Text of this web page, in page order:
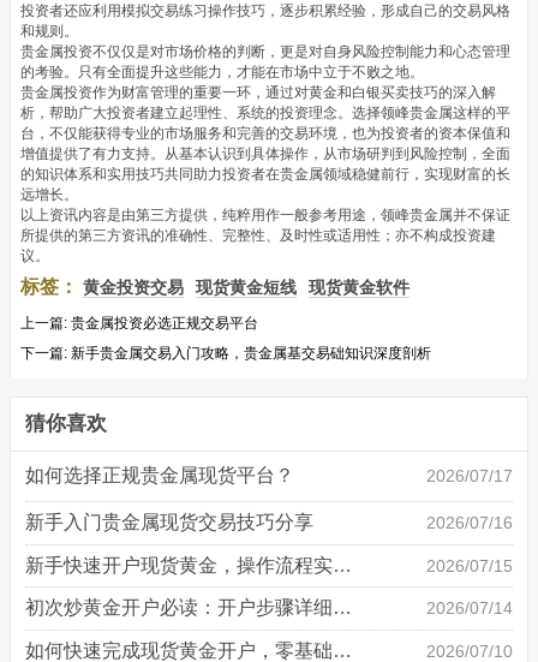
投资者还应利用模拟交易练习操作技巧，逐步积累经验，形成自己的交易风格
和规则。
贵金属投资不仅仅是对市场价格的判断，更是对自身风险控制能力和心态管理
的考验。只有全面提升这些能力，才能在市场中立于不败之地。
贵金属投资作为财富管理的重要一环，通过对黄金和白银买卖技巧的深入解
析，帮助广大投资者建立起理性、系统的投资理念。选择领峰贵金属这样的平
台，不仅能获得专业的市场服务和完善的交易环境，也为投资者的资本保值和
增值提供了有力支持。从基本认识到具体操作，从市场研判到风险控制，全面
的知识体系和实用技巧共同助力投资者在贵金属领域稳健前行，实现财富的长
远增长。
以上资讯内容是由第三方提供，纯粹用作一般参考用途，领峰贵金属并不保证
所提供的第三方资讯的准确性、完整性、及时性或适用性；亦不构成投资建
议。
标签： 黄金投资交易 现货黄金短线 现货黄金软件
上一篇: 贵金属投资必选正规交易平台
下一篇: 新手贵金属交易入门攻略，贵金属基交易础知识深度剖析
猜你喜欢
如何选择正规贵金属现货平台？ 2026/07/17
新手入门贵金属现货交易技巧分享 2026/07/16
新手快速开户现货黄金，操作流程实操详解 2026/07/15
初次炒黄金开户必读：开户步骤详细说明 2026/07/14
如何快速完成现货黄金开户，零基础也能轻松上手 2026/07/10